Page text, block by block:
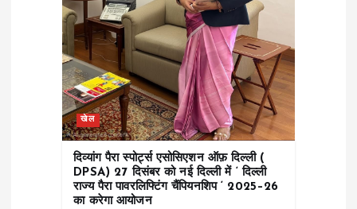
खेल
दिव्यांग पैरा स्पोर्ट्स एसोसिएशन ऑफ़ दिल्ली (
DPSA) 27 दिसंबर को नई दिल्ली में ‘ दिल्ली
राज्य पैरा पावरलिफ्टिंग चैंपियनशिप ‘ 2025–26
का करेगा आयोजन